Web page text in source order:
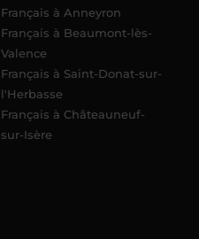
Français à Anneyron
Français à Beaumont-lès-
Valence
Français à Saint-Donat-sur-
l'Herbasse
Français à Châteauneuf-
sur-Isère